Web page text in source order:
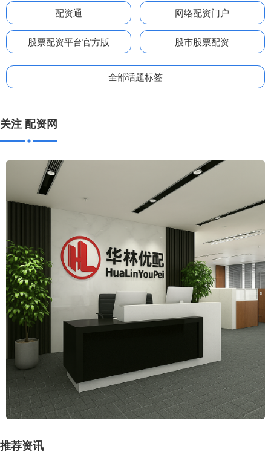
配资通 网络配资门户
股票配资平台官方版 股市股票配资
全部话题标签
关注 配资网
推荐资讯